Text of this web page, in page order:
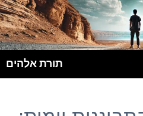
תורת אלהים